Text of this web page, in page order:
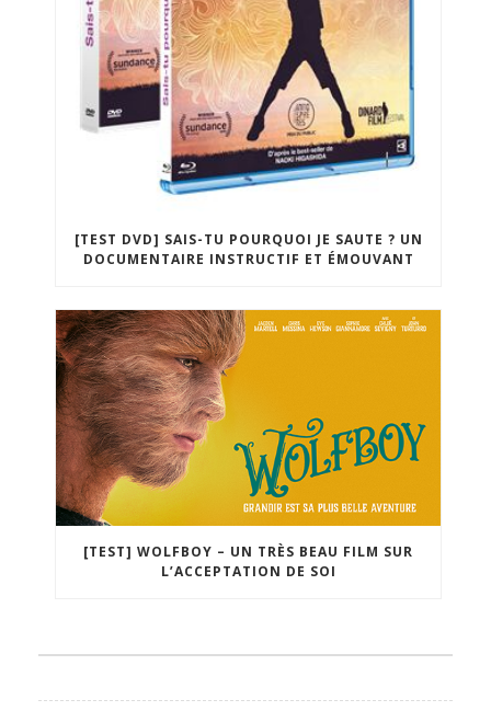
[TEST DVD] SAIS-TU POURQUOI JE SAUTE ? UN
DOCUMENTAIRE INSTRUCTIF ET ÉMOUVANT
[TEST] WOLFBOY – UN TRÈS BEAU FILM SUR
L’ACCEPTATION DE SOI